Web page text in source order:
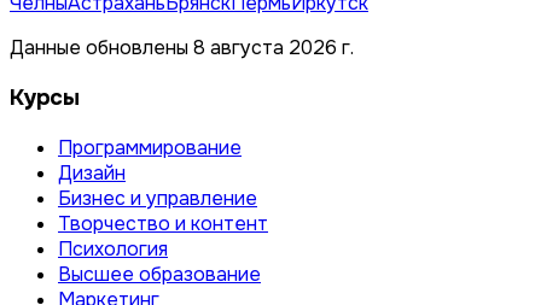
Данные обновлены 8 августа 2026 г.
Курсы
Программирование
Дизайн
Бизнес и управление
Творчество и контент
Психология
Высшее образование
Маркетинг